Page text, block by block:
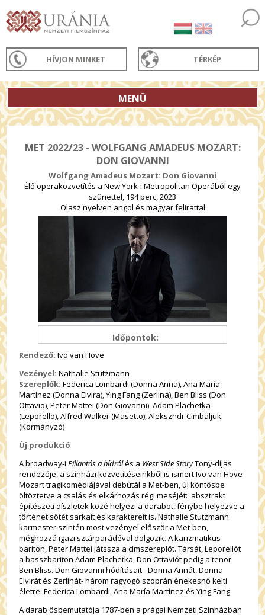
HÍVJON MINKET TÉRKÉP
MENÜ
MET 2022/23 - WOLFGANG AMADEUS MOZART:
DON GIOVANNI
Wolfgang Amadeus Mozart: Don Giovanni
Élő operaközvetítés a New York-i Metropolitan Operából egy
szünettel, 194 perc, 2023
Olasz nyelven angol és magyar felirattal
Időpontok:
Rendező: Ivo van Hove
Vezényel: Nathalie Stutzmann
Szereplők: Federica Lombardi (Donna Anna), Ana María
Martínez (Donna Elvira), Ying Fang (Zerlina), Ben Bliss (Don
Ottavio), Peter Mattei (Don Giovanni), Adam Plachetka
(Leporello), Alfred Walker (Masetto), Alekszndr Cimbaljuk
(Kormányzó)
Új produkció
A broadway-iPillantás a hídrólés a West Side StoryTony-díjas
rendezője, a színházi közvetítéseinkből is ismert Ivo van Hove
Mozart tragikomédiájával debütál a Met-ben, új köntösbe
öltöztetve a csalás és elkárhozás régi meséjét: absztrakt
építészeti díszletek közé helyezi a darabot, fénybe helyezve a
történet sötét sarkait és karaktereit is. Nathalie Stutzmann
karmester szintén most vezényel először a Met-ben,
méghozzá igazi sztárparádéval dolgozik. A karizmatikus
bariton, Peter Mattei játssza a címszereplőt. Társát, Leporellót
a basszbariton Adam Plachetka, Don Ottaviót pedig a tenor
Ben Bliss. Don Giovanni hódításait - Donna Annát, Donna
Elvirát és Zerlinát- három ragyogó szoprán énekesnő kelti
életre: Federica Lombardi, Ana María Martínez és Ying Fang.
A darab ősbemutatója 1787-ben a prágai Nemzeti Színházban